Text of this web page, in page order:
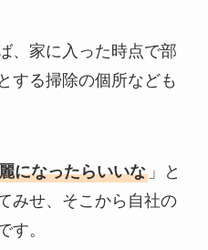
、家に入った時点で部
する掃除の個所なども
になったらいいな」と
みせ、そこから自社の
す。